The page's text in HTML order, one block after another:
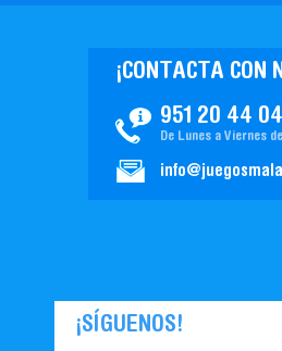
951 20 44 04
¡CONTACTA CON
De Lunes a Viernes
¡SÍGUENOS!